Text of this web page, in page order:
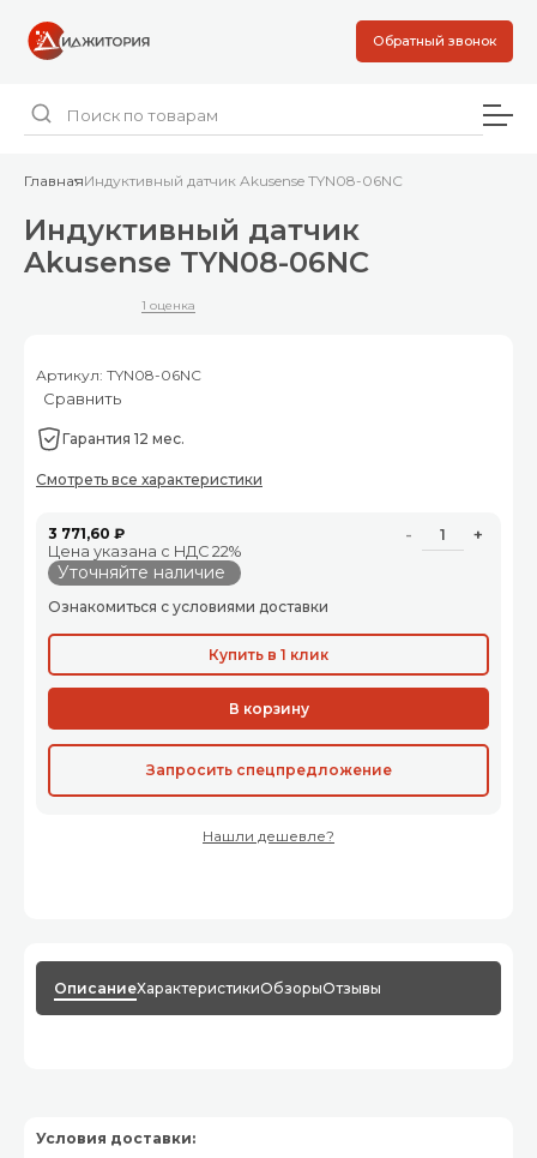
Обратный звонок
ГлавнаяИндуктивный датчик Akusense TYN08-06NC
Индуктивный датчик
Akusense TYN08-06NC
1 оценка
Артикул: TYN08-06NC
Сравнить
Гарантия 12 мес.
Смотреть все характеристики
3 771,60 ₽
Цена указана с НДС 22%
Уточняйте наличие
- +
Ознакомиться с условиями доставки
Купить в 1 клик
В корзину
Запросить спецпредложение
Нашли дешевле?
ОписаниеХарактеристикиОбзорыОтзывы
Условия доставки: